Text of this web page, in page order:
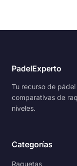
PadelExperto
Tu recurso de
comparativas de
niveles.
Categorías
Raquetas